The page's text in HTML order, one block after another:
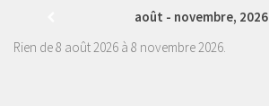
août - novembre, 2026
Rien de 8 août 2026 à 8 novembre 2026.